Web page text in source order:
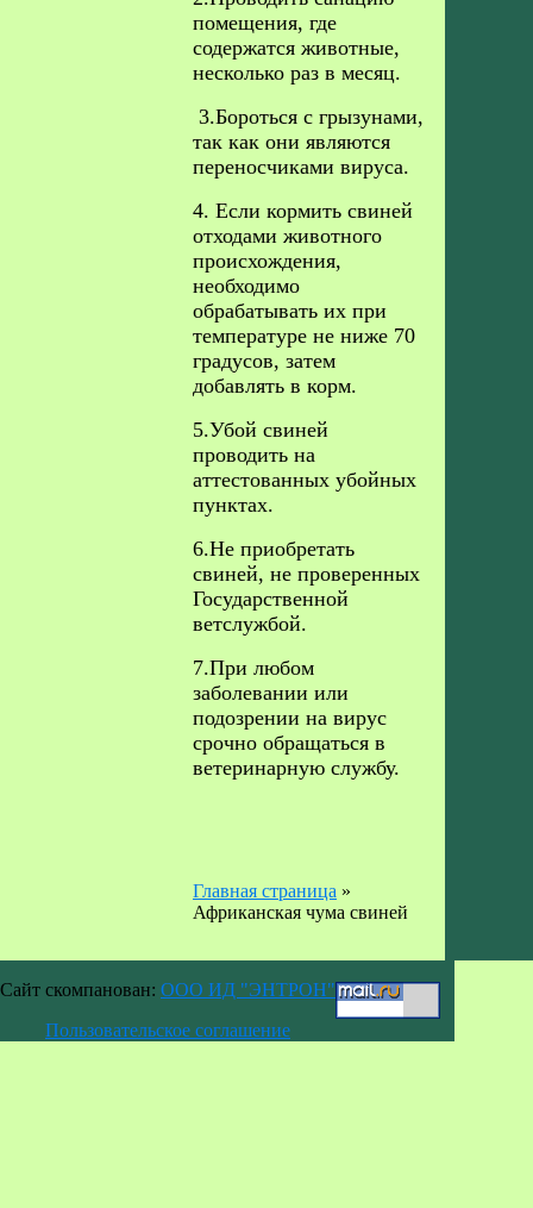
помещения, где
содержатся животные,
несколько раз в месяц.
3.Бороться с грызунами,
так как они являются
переносчиками вируса.
4. Если кормить свиней
отходами животного
происхождения,
необходимо
обрабатывать их при
температуре не ниже 70
градусов, затем
добавлять в корм.
5.Убой свиней
проводить на
аттестованных убойных
пунктах.
6.Не приобретать
свиней, не проверенных
Государственной
ветслужбой.
7.При любом
заболевании или
подозрении на вирус
срочно обращаться в
ветеринарную службу.
Главная страница »
Африканская чума свиней
Сайт скомпанован: ООО ИД "ЭНТРОН"
Пользовательское соглашение